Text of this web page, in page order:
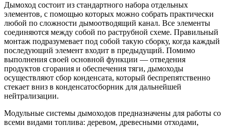
Дымоход состоит из стандартного набора отдельных
элементов, с помощью которых можно собрать практически
любой по сложности дымоотводящий канал. Все элементы
соединяются между собой по раструбной схеме. Правильный
монтаж подразумевает под собой такую сборку, когда каждый
последующий элемент входит в предыдущий. Помимо
выполнения своей основной функции — отведения
продуктов сгорания и обеспечения тяги, дымоходы
осуществляют сбор конденсата, который беспрепятственно
стекает вниз в конденсатосборник для дальнейшей
нейтрализации.
Модульные системы дымоходов предназначены для работы со
всеми видами топлива: деревом, древесными отходами,